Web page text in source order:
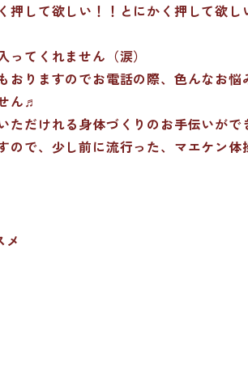
して欲しい！！とにかく押して欲し
てくれません（涙）
りますのでお電話の際、色んなお悩
ん♬
だけれる身体づくりのお手伝いが
で、少し前に流行った、マエケン体